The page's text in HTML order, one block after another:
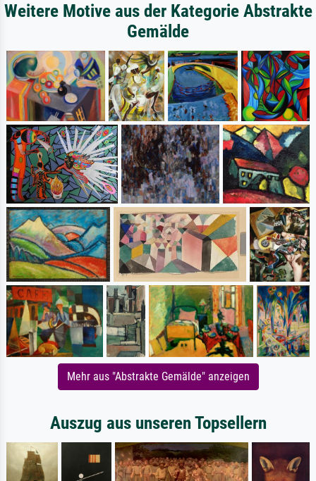
Weitere Motive aus der Kategorie Abstrakte
Gemälde
Mehr aus "Abstrakte Gemälde" anzeigen
Auszug aus unseren Topsellern